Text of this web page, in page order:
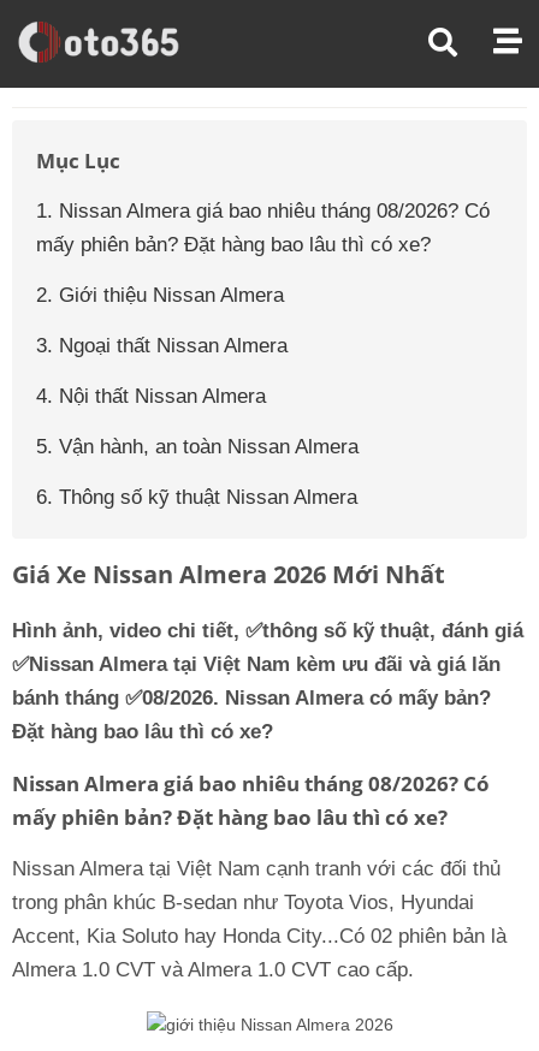
Trang Chủ Giá Xe Ô Tô
Mục Lục
1. Nissan Almera giá bao nhiêu tháng 08/2026? Có
mấy phiên bản? Đặt hàng bao lâu thì có xe?
2. Giới thiệu Nissan Almera
3. Ngoại thất Nissan Almera
4. Nội thất Nissan Almera
5. Vận hành, an toàn Nissan Almera
6. Thông số kỹ thuật Nissan Almera
Giá Xe Nissan Almera 2026 Mới Nhất
Hình ảnh, video chi tiết, ✅thông số kỹ thuật, đánh giá
✅Nissan Almeratại Việt Nam kèm ưu đãi và giá lăn
bánh tháng ✅08/2026. Nissan Almera có mấy bản?
Đặt hàng bao lâu thì có xe?
Nissan Almera giá bao nhiêu tháng 08/2026? Có
mấy phiên bản? Đặt hàng bao lâu thì có xe?
Nissan Almera tại Việt Nam cạnh tranh với các đối thủ
trong phân khúc B-sedan như Toyota Vios, Hyundai
Accent, Kia Soluto hay Honda City...Có 02 phiên bản là
Almera 1.0 CVT và Almera 1.0 CVT cao cấp.